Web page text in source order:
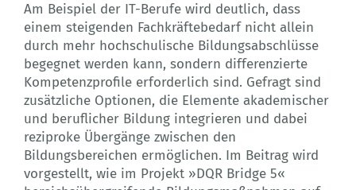
Am Beispiel der IT-Berufe wird deutlich, dass
einem steigenden Fachkräftebedarf nicht allein
durch mehr hochschulische Bildungsabschlüsse
begegnet werden kann, sondern differenzierte
Kompetenzprofile erforderlich sind. Gefragt sind
zusätzliche Optionen, die Elemente akademischer
und beruflicher Bildung integrieren und dabei
reziproke Übergänge zwischen den
Bildungsbereichen ermöglichen. Im Beitrag wird
vorgestellt, wie im Projekt »DQR Bridge 5«